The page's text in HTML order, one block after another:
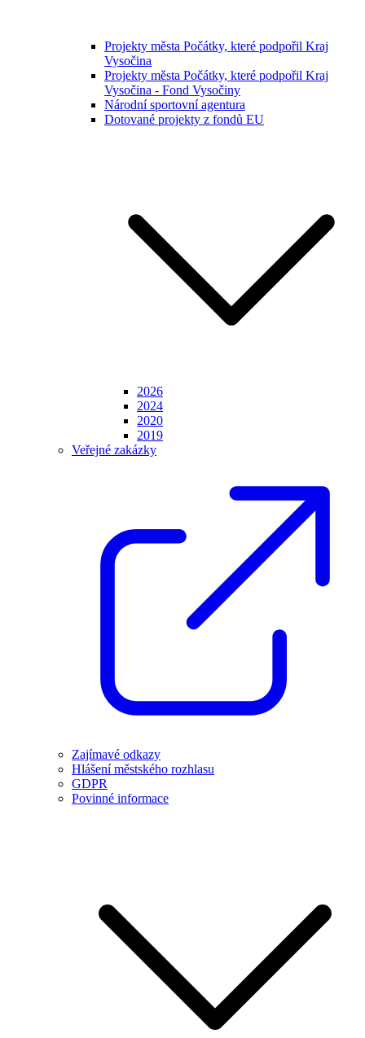
Projekty města Počátky, které podpořil Kraj
Vysočina
Projekty města Počátky, které podpořil Kraj
Vysočina - Fond Vysočiny
Národní sportovní agentura
Dotované projekty z fondů EU
2026
2024
2020
2019
Veřejné zakázky
Zajímavé odkazy
Hlášení městského rozhlasu
GDPR
Povinné informace